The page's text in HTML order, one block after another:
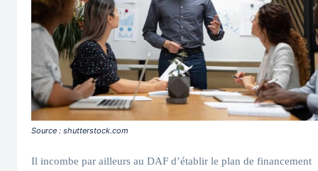
Source : shutterstock.com
Il incombe par ailleurs au DAF d’établir le plan de financement